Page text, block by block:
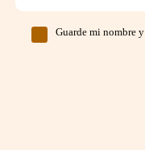
Guarde mi nombre